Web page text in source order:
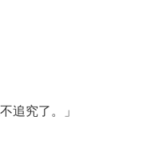
究了。」